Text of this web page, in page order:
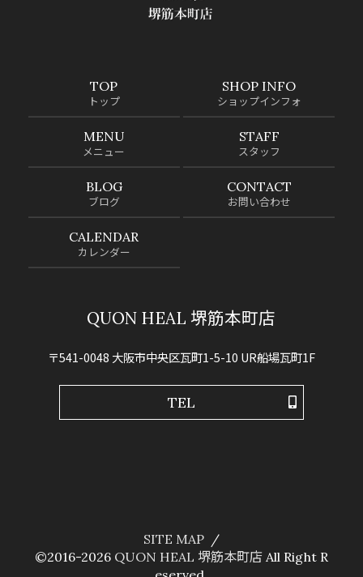
TOP
トップ
SHOP INFO
ショップインフォ
MENU
メニュー
STAFF
スタッフ
BLOG
ブログ
CONTACT
お問い合わせ
CALENDAR
カレンダー
QUON HEAL 堺筋本町店
〒541-0048 大阪市中央区瓦町1-5-10 UR船場瓦町1F
TEL
SITE MAP
©2016-2026 QUON HEAL 堺筋本町店All Right R